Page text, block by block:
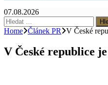
07.08.2026
Vyhledávání
Home Článek PR V České
V České republice